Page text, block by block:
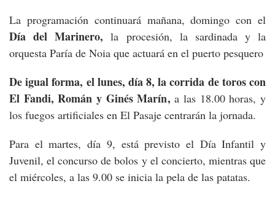
La programación continuará mañana, domingo con el
Día del Marinero, la procesión, la sardinada y la
orquesta Paría de Noia que actuará en el puerto pesquero
De igual forma, el lunes, día 8, la corrida de toros con
El Fandi, Román y Ginés Marín, a las 18.00 horas, y
los fuegos artificiales en El Pasaje centrarán la jornada.
Para el martes, día 9, está previsto el Día Infantil y
Juvenil, el concurso de bolos y el concierto, mientras que
el miércoles, a las 9.00 se inicia la pela de las patatas.